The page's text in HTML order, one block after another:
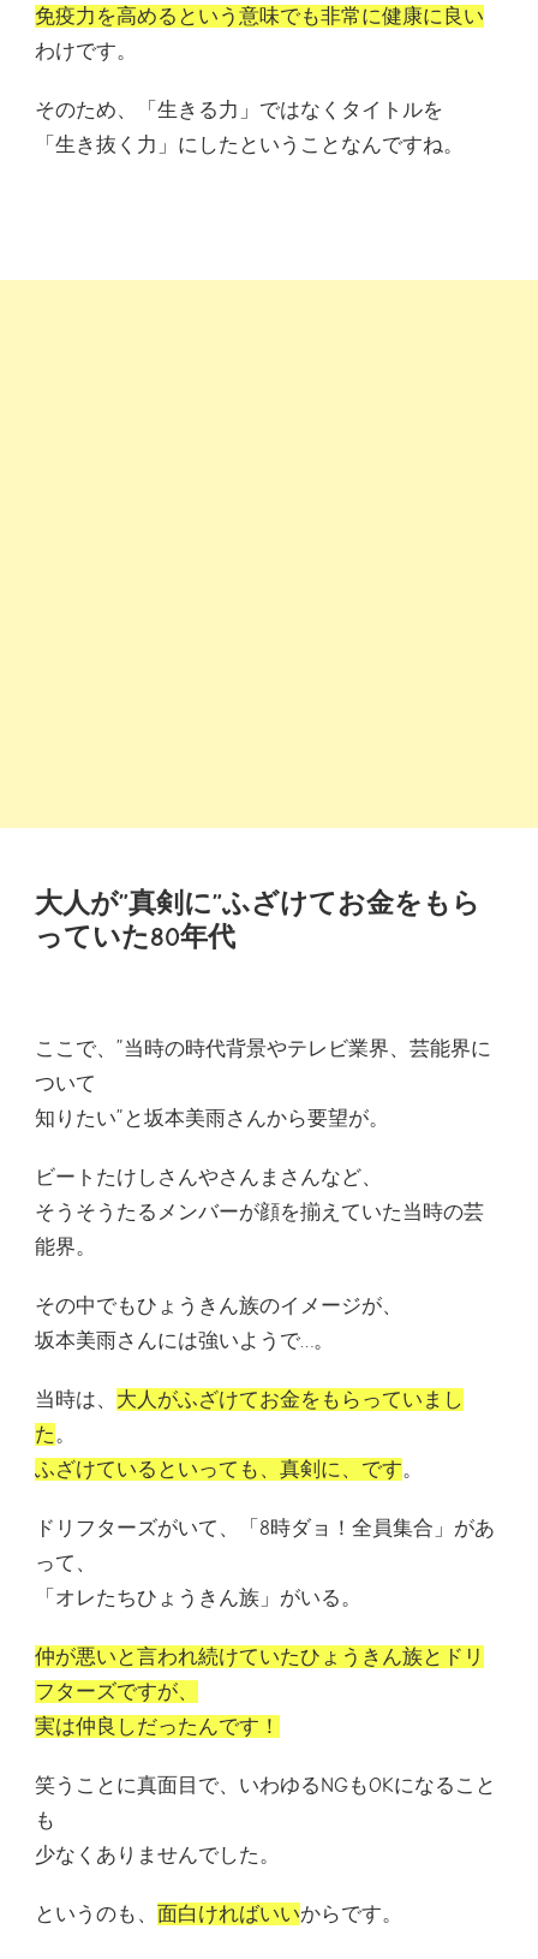
免疫力を高めるという意味でも非常に健康に良い
わけです。
そのため、「生きる力」ではなくタイトルを
「生き抜く力」にしたということなんですね。
大人が”真剣に”ふざけてお金をもら
っていた80年代
ここで、”当時の時代背景やテレビ業界、芸能界に
ついて
知りたい”と坂本美雨さんから要望が。
ビートたけしさんやさんまさんなど、
そうそうたるメンバーが顔を揃えていた当時の芸
能界。
その中でもひょうきん族のイメージが、
坂本美雨さんには強いようで…。
当時は、 大人がふざけてお金をもらっていまし
た 。
ふざけているといっても、真剣に、です。
ドリフターズがいて、「8時ダョ！全員集合」があ
って、
「オレたちひょうきん族」がいる。
仲が悪いと言われ続けていたひょうきん族とドリ
フターズですが、
実は仲良しだったんです！
笑うことに真面目で、いわゆるNGもOKになること
も
少なくありませんでした。
というのも、 面白ければいいからです。